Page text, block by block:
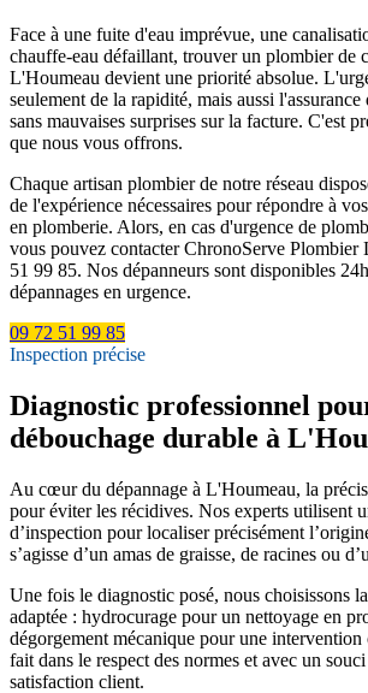
Face à une fuite d'eau imprévue, une
chauffe-eau défaillant, trouver un plombier de
L'Houmeau devient une priorité absolue.
seulement de la rapidité, mais aussi
sans mauvaises surprises sur la facture. C'est
que nous vous offrons.
Chaque artisan plombier de notre réseau
de l'expérience nécessaires pour répondre à
en plomberie. Alors, en cas d'urgence de
vous pouvez contacter ChronoServe Plombier
51 99 85. Nos dépanneurs sont disponibles
dépannages en urgence.
09 72 51 99 85
Inspection précise
Diagnostic professionnel
débouchage durable à
Au cœur du dépannage à L'Houmeau, la
pour éviter les récidives. Nos experts utilisent
d’inspection pour localiser précisément
s’agisse d’un amas de graisse, de racines ou
Une fois le diagnostic posé, nous choisissons
adaptée : hydrocurage pour un nettoyage en
dégorgement mécanique pour une intervention
fait dans le respect des normes et avec un
satisfaction client.